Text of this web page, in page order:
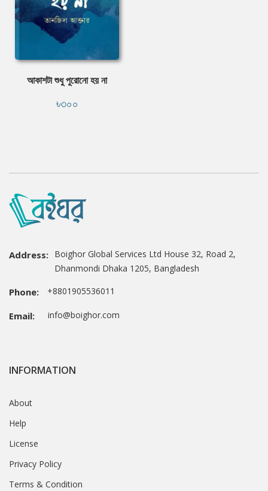
আকাশটা শুধু পুরোনো হয় না
৳৩০০
Address: Boighor Global Services Ltd House 32, Road 2,
Dhanmondi Dhaka 1205, Bangladesh
Phone: +8801905536011
Email: info@boighor.com
INFORMATION
About
Help
License
Privacy Policy
Terms & Condition